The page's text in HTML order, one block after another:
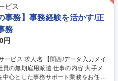
ますが、質問やアドバイスは都度受
募集職種 【奈良/営業
でお馴染み/地元密着◎
ビス
事務】事務経験を活かす/正
務
円
ータ入力メイ
派遣 仕事の内容 大手メ
心とした事務サポート業務をお任せ